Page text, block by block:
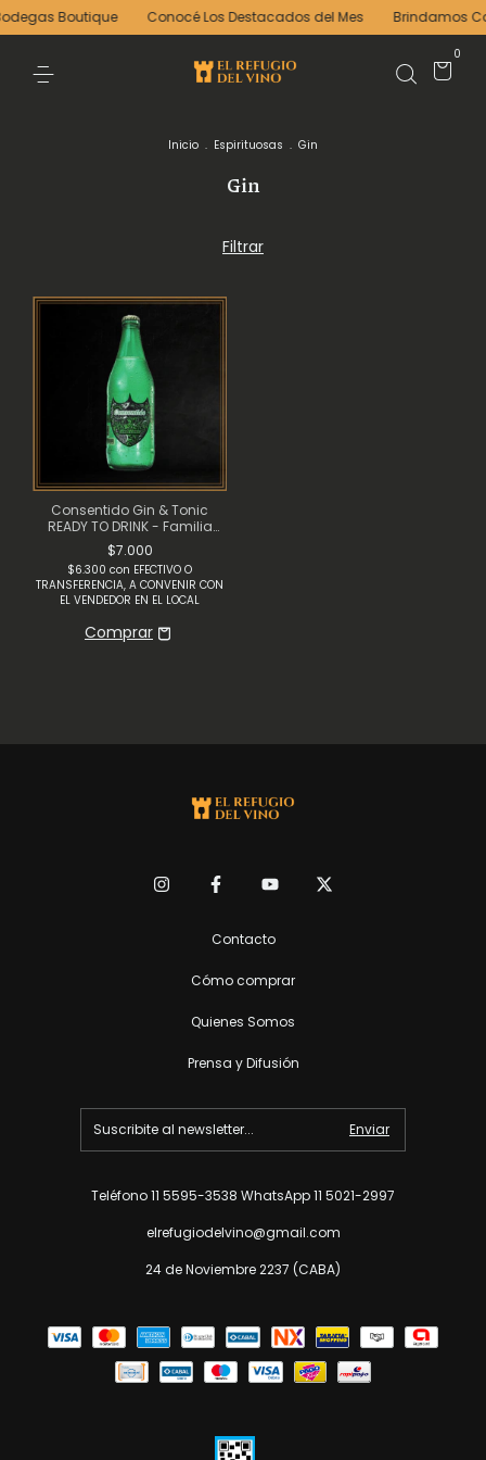
Boutique Conocé Los Destacados del Mes Brindamos
0
Inicio . Espirituosas . Gin
Gin
Filtrar
Consentido Gin & Tonic
READY TO DRINK - Familia
Azcona
$7.000
$6.300 con EFECTIVO O
TRANSFERENCIA, A CONVENIR CON
EL VENDEDOR EN EL LOCAL
Contacto
Cómo comprar
Quienes Somos
Prensa y Difusión
Teléfono 11 5595-3538 WhatsApp 11 5021-2997
elrefugiodelvino@gmail.com
24 de Noviembre 2237 (CABA)